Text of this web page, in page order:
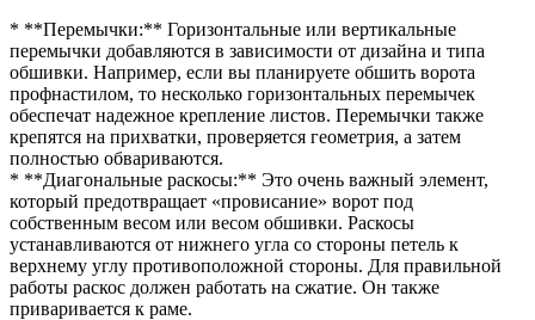
* **Перемычки:** Горизонтальные или вертикальные
перемычки добавляются в зависимости от дизайна и типа
обшивки. Например, если вы планируете обшить ворота
профнастилом, то несколько горизонтальных перемычек
обеспечат надежное крепление листов. Перемычки также
крепятся на прихватки, проверяется геометрия, а затем
полностью обвариваются.
* **Диагональные раскосы:** Это очень важный элемент,
который предотвращает «провисание» ворот под
собственным весом или весом обшивки. Раскосы
устанавливаются от нижнего угла со стороны петель к
верхнему углу противоположной стороны. Для правильной
работы раскос должен работать на сжатие. Он также
приваривается к раме.